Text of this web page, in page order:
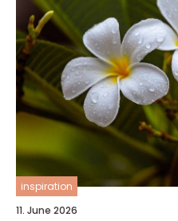
inspiration
11. June 2026